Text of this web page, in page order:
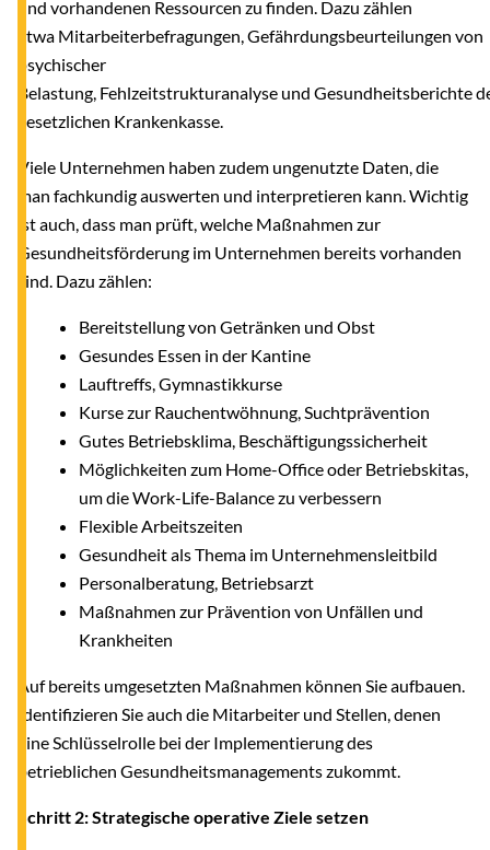
und vorhandenen Ressourcen zu finden. Dazu zählen
etwa Mitarbeiterbefragungen, Gefährdungsbeurteilungen von
psychischer
Belastung, Fehlzeitstrukturanalyse und Gesundheitsberichte
gesetzlichen Krankenkasse.
Viele Unternehmen haben zudem ungenutzte Daten, die
man fachkundig auswerten und interpretieren kann. Wichtig
ist auch, dass man prüft, welche Maßnahmen zur
Gesundheitsförderung im Unternehmen bereits vorhanden
sind. Dazu zählen:
Bereitstellung von Getränken und Obst
Gesundes Essen in der Kantine
Lauftreffs, Gymnastikkurse
Kurse zur Rauchentwöhnung, Suchtprävention
Gutes Betriebsklima, Beschäftigungssicherheit
Möglichkeiten zum Home-Office oder Betriebskitas,
um die Work-Life-Balance zu verbessern
Flexible Arbeitszeiten
Gesundheit als Thema im Unternehmensleitbild
Personalberatung, Betriebsarzt
Maßnahmen zur Prävention von Unfällen und
Krankheiten
Auf bereits umgesetzten Maßnahmen können Sie aufbauen.
Identifizieren Sie auch die Mitarbeiter und Stellen, denen
eine Schlüsselrolle bei der Implementierung des
betrieblichen Gesundheitsmanagements zukommt.
Schritt 2: Strategische operative Ziele setzen